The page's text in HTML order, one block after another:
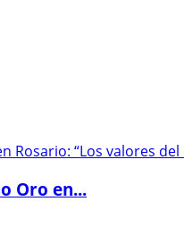
Oro en...